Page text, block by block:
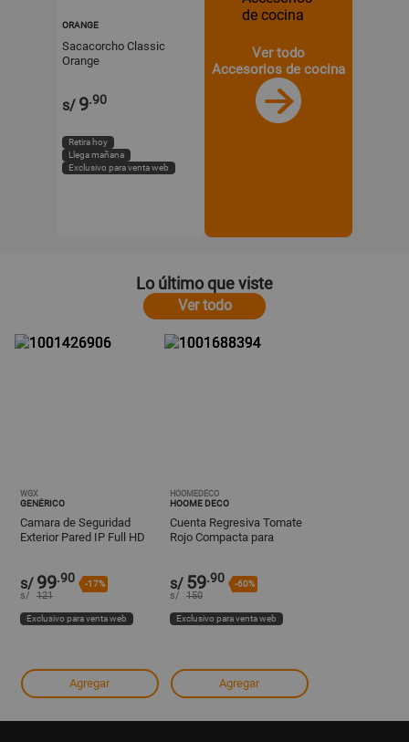
ORANGE
Sacacorcho Classic
Orange
s/ 9.90
Retira hoy
Llega mañana
Exclusivo para venta web
Ver todo
Accesorios de cocina
Lo último que viste
Ver todo
WGX
GENÉRICO
Camara de Seguridad
Exterior Pared IP Full HD
s/ 99.90 -17%
s/ 121
Exclusivo para venta web
Agregar
HOOMEDECO
HOOME DECO
Cuenta Regresiva Tomate
Rojo Compacta para
s/ 59.90 -60%
s/ 150
Exclusivo para venta web
Agregar